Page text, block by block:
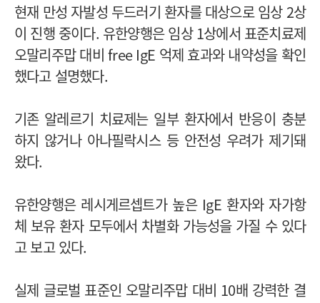
현재 만성 자발성 두드러기 환자를 대상으로 임상 2상
이 진행 중이다. 유한양행은 임상 1상에서 표준치료제
오말리주맙 대비 free IgE 억제 효과와 내약성을 확인
했다고 설명했다.
기존 알레르기 치료제는 일부 환자에서 반응이 충분
하지 않거나 아나필락시스 등 안전성 우려가 제기돼
왔다.
유한양행은 레시게르셉트가 높은 IgE 환자와 자가항
체 보유 환자 모두에서 차별화 가능성을 가질 수 있다
고 보고 있다.
실제 글로벌 표준인 오말리주맙 대비 10배 강력한 결